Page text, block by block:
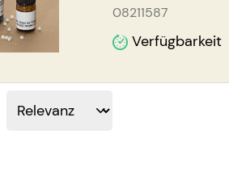
08211587
Verfügbarkeit